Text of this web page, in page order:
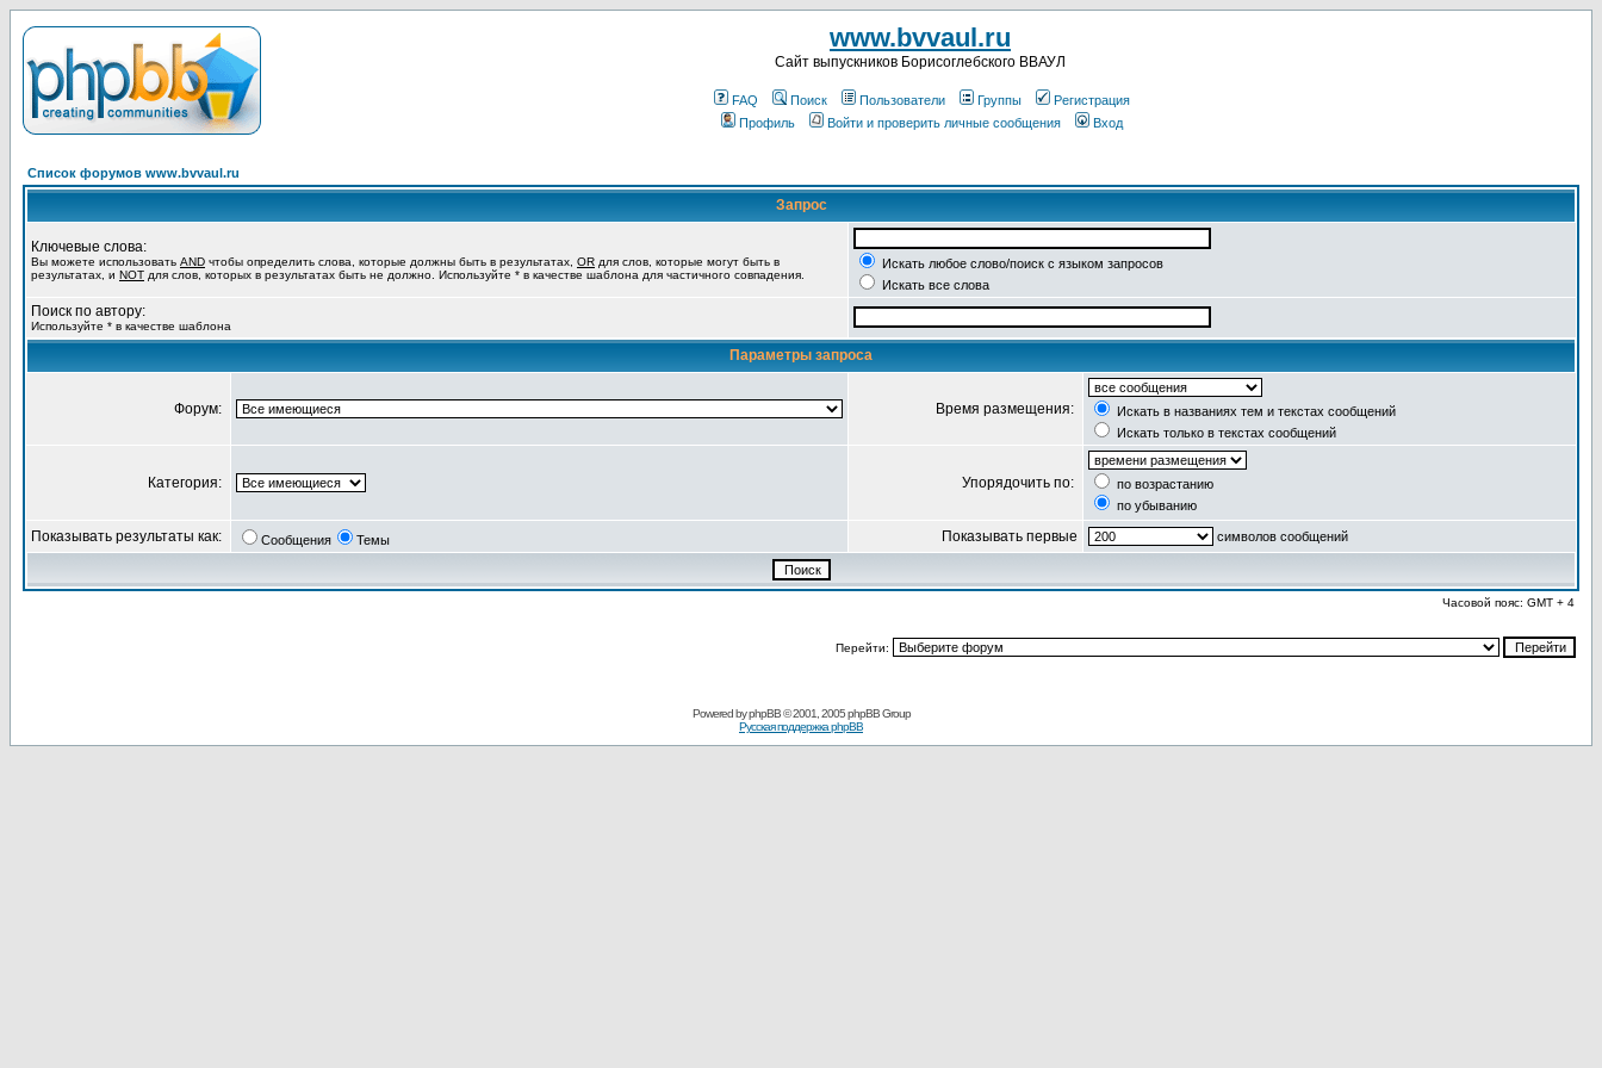
www.bvvaul.ru
Cайт выпускников Борисоглебского ВВАУЛ
FAQ Поиск Пользователи Группы
Регистрация
Профиль
Войти и проверить личные сообщения Вход
Список форумов www.bvvaul.ru
Запрос
Ключевые слова:
Вы можете использовать AND чтобы определить слова, которые должны быть в результатах, OR для слов, которые могут быть в
результатах, и NOT для слов, которых в результатах быть не должно. Используйте * в качестве шаблона для частичного совпадения.
Искать любое слово/поиск с языком запросов
Искать все слова
Поиск по автору:
Используйте * в качестве шаблона
Параметры запроса
Форум: Время размещения:
Искать в названиях тем и текстах сообщений
Искать только в текстах сообщений
Категория: Упорядочить по:
по возрастанию
по убыванию
Показывать результаты как: Сообщения Темы Показывать первые символов сообщений
Часовой пояс: GMT + 4
Перейти:
Powered byphpBB© 2001, 2005 phpBB Group
Русская поддержка phpBB